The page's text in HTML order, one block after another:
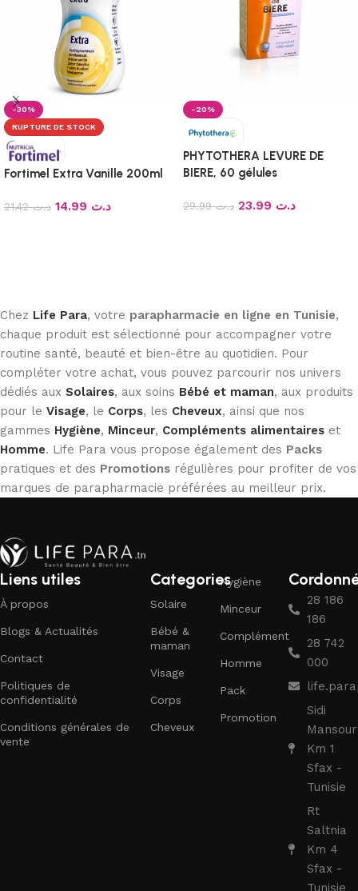
-30%
RUPTURE DE STOCK
Fortimel Extra Vanille 200ml
د.ت21.42 د.ت
-20%
PHYTOTHERA LEVURE DE
BIERE, 60 gélules
د.ت29.99 د.ت
Chez Life Para, votre parapharmacie en ligne en Tunisie,
chaque produit est sélectionné pour accompagner votre
routine santé, beauté et bien-être au quotidien. Pour
compléter votre achat, vous pouvez parcourir nos univers
dédiés aux Solaires, aux soins Bébé et maman, aux produits
pour le Visage, le Corps, les Cheveux, ainsi que nos
gammes Hygiène, Minceur, Compléments alimentaires et
Homme. Life Para vous propose également des Packs
pratiques et des Promotions régulières pour profiter de vos
marques de parapharmacie préférées au meilleur prix.
Liens utiles
À propos
Blogs & Actualités
Contact
Politiques de
confidentialité
Conditions générales de
vente
Categories
Solaire
Bébé &
maman
Visage
Corps
Cheveux
Hygiène
Minceur
Complément
Homme
Pack
Promotion
28 186
186
28 742
000
Sidi
Mansour
Km 1
Sfax -
Tunisie
Rt
Saltnia
Km 4
Sfax -
Tunisie